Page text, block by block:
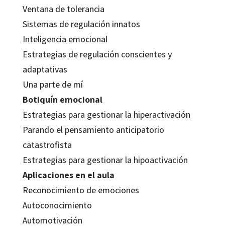
Ventana de tolerancia
Sistemas de regulación innatos
Inteligencia emocional
Estrategias de regulación conscientes y
adaptativas
Una parte de mí
Botiquín emocional
Estrategias para gestionar la hiperactivación
Parando el pensamiento anticipatorio
catastrofista
Estrategias para gestionar la hipoactivación
Aplicaciones en el aula
Reconocimiento de emociones
Autoconocimiento
Automotivación